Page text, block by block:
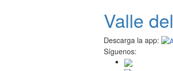
Valle del
Descarga la app:
Síguenos: